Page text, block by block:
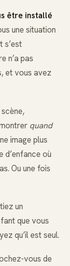
être installé
une situation
s’est
n’a pas
et vous avez
quand
image plus
d’enfance où
Ou une fois
un
que vous
qu’il est seul.
vous de